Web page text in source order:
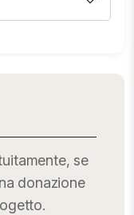
se
donazione